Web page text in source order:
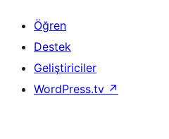
Öğren
Destek
Geliştiriciler
WordPress.tv ↗